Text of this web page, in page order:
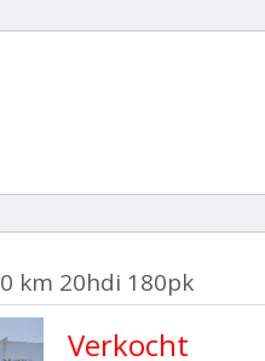
km 20hdi 180pk
Verkocht